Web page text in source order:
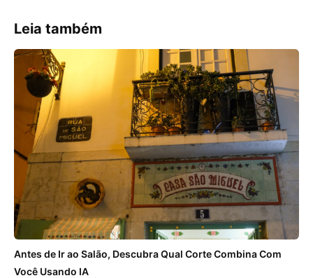
Leia também
Antes de Ir ao Salão, Descubra Qual Corte Combina Com
Você Usando IA